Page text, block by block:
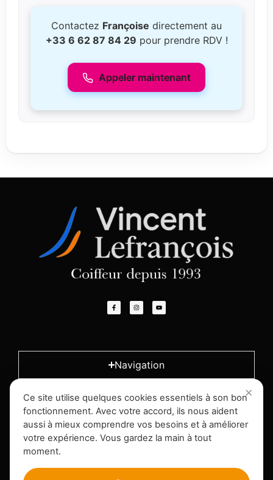
Contactez Françoise directement au
+33 6 62 87 84 29 pour prendre RDV !
Appeler maintenant
Navigation
L'entreprise
Infos légales
Ce site utilise quelques cookies essentiels à son bon
fonctionnement. Avec votre accord, ils nous aident
aussi à mieux comprendre vos besoins et à améliorer
votre expérience. Vous gardez la main à tout
moment.